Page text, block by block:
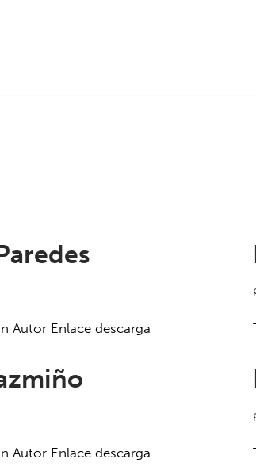
Autor Enlace descarga
Autor Enlace descarga